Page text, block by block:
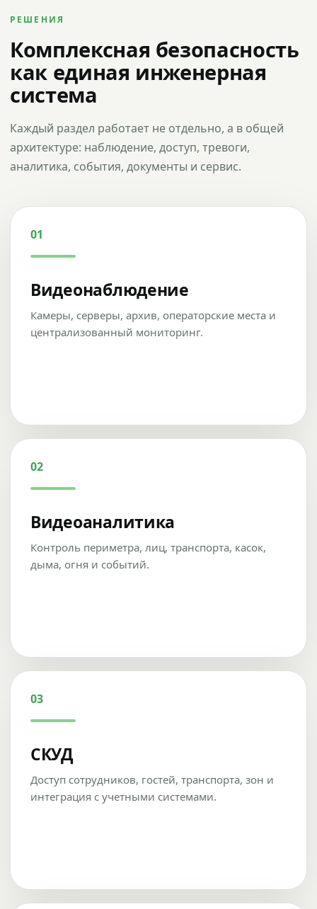
РЕШЕНИЯ
Комплексная безопасность
как единая инженерная
система
Каждый раздел работает не отдельно, а в общей
архитектуре: наблюдение, доступ, тревоги,
аналитика, события, документы и сервис.
01
Видеонаблюдение
Камеры, серверы, архив, операторские места и
централизованный мониторинг.
02
Видеоаналитика
Контроль периметра, лиц, транспорта, касок,
дыма, огня и событий.
03
СКУД
Доступ сотрудников, гостей, транспорта, зон и
интеграция с учетными системами.